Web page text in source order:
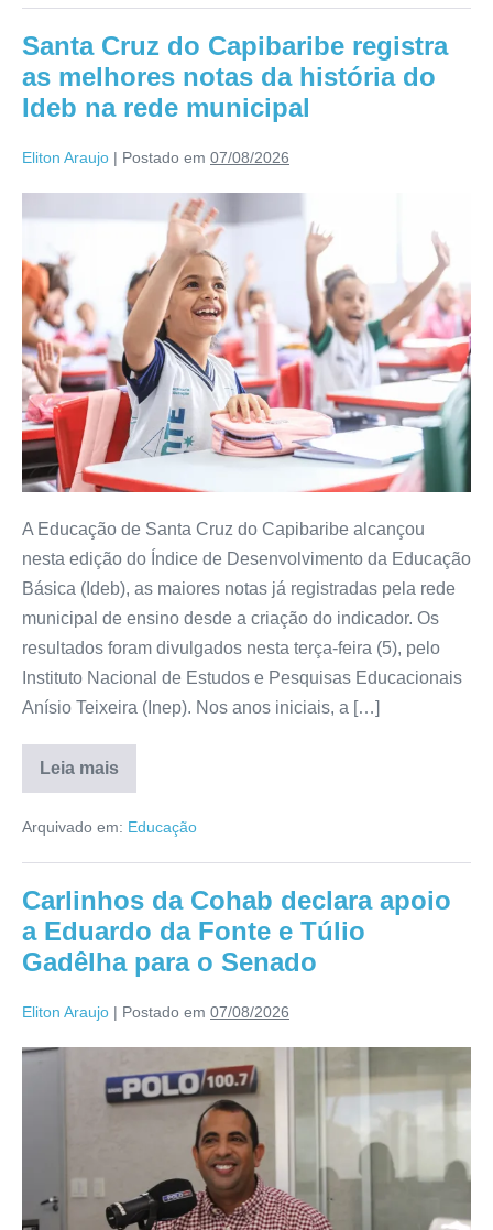
Santa Cruz do Capibaribe registra
as melhores notas da história do
Ideb na rede municipal
Eliton Araujo | Postado em 07/08/2026
A Educação de Santa Cruz do Capibaribe alcançou
nesta edição do Índice de Desenvolvimento da Educação
Básica (Ideb), as maiores notas já registradas pela rede
municipal de ensino desde a criação do indicador. Os
resultados foram divulgados nesta terça-feira (5), pelo
Instituto Nacional de Estudos e Pesquisas Educacionais
Anísio Teixeira (Inep). Nos anos iniciais, a […]
Leia mais
Arquivado em: Educação
Carlinhos da Cohab declara apoio
a Eduardo da Fonte e Túlio
Gadêlha para o Senado
Eliton Araujo | Postado em 07/08/2026